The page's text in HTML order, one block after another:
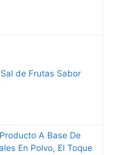
de Frutas Sabor
A Base De
En Polvo, El Toque